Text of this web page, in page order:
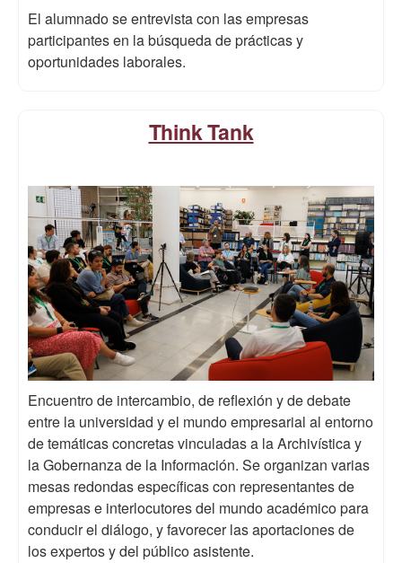
El alumnado se entrevista con las empresas
participantes en la búsqueda de prácticas y
oportunidades laborales.
Think Tank
Encuentro de intercambio, de reflexión y de debate
entre la universidad y el mundo empresarial al entorno
de temáticas concretas vinculadas a la Archivística y
la Gobernanza de la Información. Se organizan varias
mesas redondas específicas con representantes de
empresas e interlocutores del mundo académico para
conducir el diálogo, y favorecer las aportaciones de
los expertos y del público asistente.